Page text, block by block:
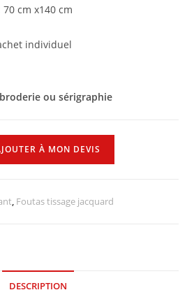
cm x140 cm
individuel
ou sérigraphie
À MON DEVIS
, Foutas tissage jacquard
DESCRIPTION